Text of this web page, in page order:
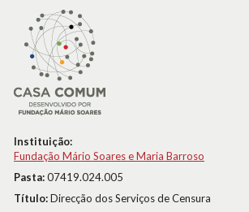
Instituição:
Fundação Mário Soares e Maria Barroso
Pasta:07419.024.005
Título:Direcção dos Serviços de Censura